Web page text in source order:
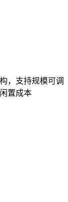
，支持规模可调
置成本